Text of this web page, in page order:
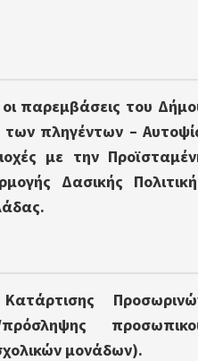
παρεμβάσεις του
των πληγέντων –
με την
Δασικής
μονάδων).